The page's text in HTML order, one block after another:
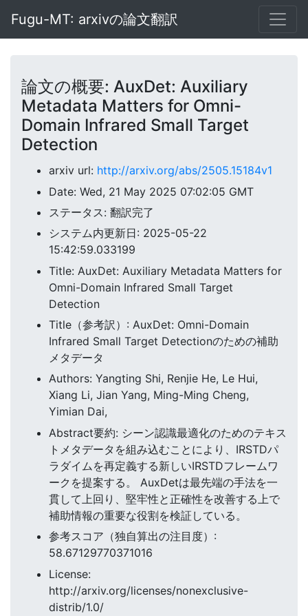
Fugu-MT: arxivの論文翻訳
論文の概要: AuxDet: Auxiliary
Metadata Matters for Omni-
Domain Infrared Small Target
Detection
arxiv url: http://arxiv.org/abs/2505.15184v1
Date: Wed, 21 May 2025 07:02:05 GMT
ステータス: 翻訳完了
システム内更新日: 2025-05-22
15:42:59.033199
Title: AuxDet: Auxiliary Metadata Matters for
Omni-Domain Infrared Small Target
Detection
Title（参考訳）: AuxDet: Omni-Domain
Infrared Small Target Detectionのための補助
メタデータ
Authors: Yangting Shi, Renjie He, Le Hui,
Xiang Li, Jian Yang, Ming-Ming Cheng,
Yimian Dai,
Abstract要約: シーン認識最適化のためのテキス
トメタデータを組み込むことにより、IRSTDパ
ラダイムを再定義する新しいIRSTDフレームワ
ークを提案する。 AuxDetは最先端の手法を一
貫して上回り、堅牢性と正確性を改善する上で
補助情報の重要な役割を検証している。
参考スコア（独自算出の注目度）:
58.67129770371016
License:
http://arxiv.org/licenses/nonexclusive-
distrib/1.0/